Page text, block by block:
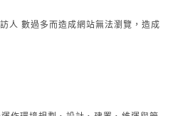
人 數過多而造成網站無法瀏覽，造成